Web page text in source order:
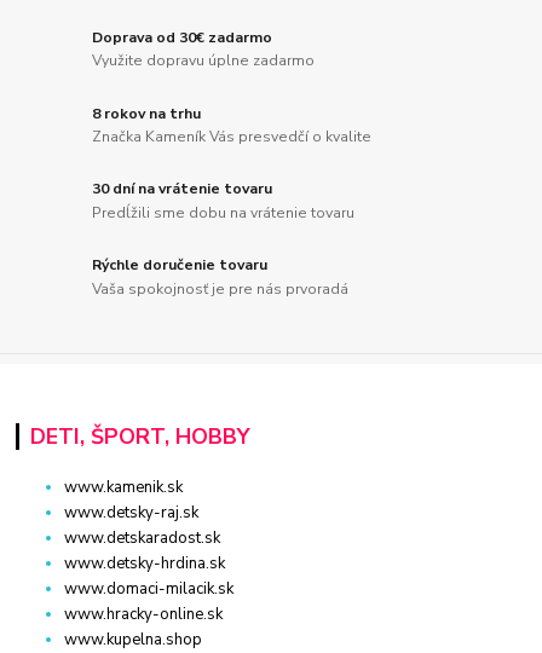
Doprava od 30€ zadarmo
Využite dopravu úplne zadarmo
8 rokov na trhu
Značka Kameník Vás presvedčí o kvalite
30 dní na vrátenie tovaru
Predĺžili sme dobu na vrátenie tovaru
Rýchle doručenie tovaru
Vaša spokojnosť je pre nás prvoradá
DETI, ŠPORT, HOBBY
www.kamenik.sk
www.detsky-raj.sk
www.detskaradost.sk
www.detsky-hrdina.sk
www.domaci-milacik.sk
www.hracky-online.sk
www.kupelna.shop